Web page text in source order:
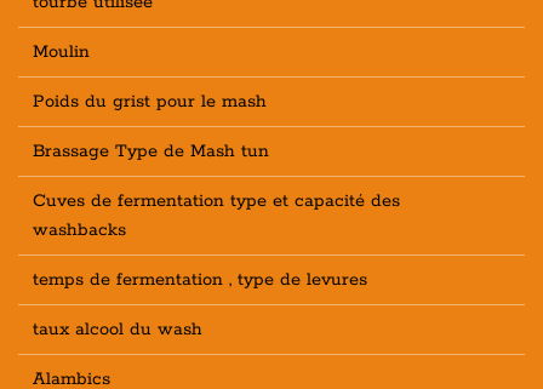
Moulin
Poids du grist pour le mash
Brassage Type de Mash tun
Cuves de fermentation type et capacité des
washbacks
temps de fermentation , type de levures
taux alcool du wash
Alambics